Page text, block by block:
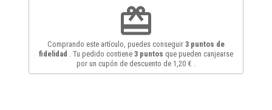
redeem
Comprando este artículo, puedes conseguir 3 puntos de
fidelidad
. Tu pedido contiene 3 puntos que pueden canjearse
por un cupón de descuento de 1,20 €